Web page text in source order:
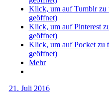
Klick, um auf Tumblr zu
geöffnet)
Klick, um auf Pinterest
geöffnet)
Klick, um auf Pocket zu
geöffnet)
Mehr
21. Juli 2016